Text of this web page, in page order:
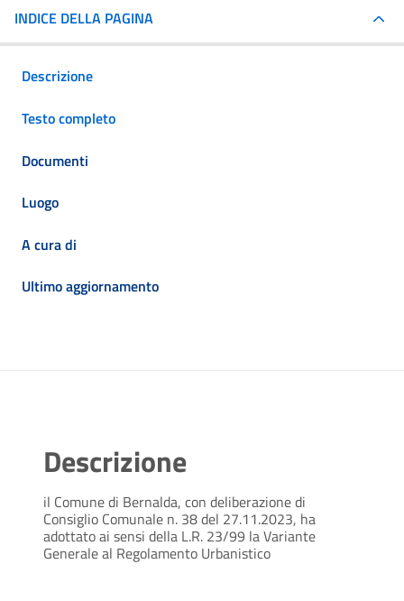
INDICE DELLA PAGINA
Descrizione
Testo completo
Documenti
Luogo
A cura di
Ultimo aggiornamento
Descrizione
il Comune di Bernalda, con deliberazione di
Consiglio Comunale n. 38 del 27.11.2023, ha
adottato ai sensi della L.R. 23/99 la Variante
Generale al Regolamento Urbanistico